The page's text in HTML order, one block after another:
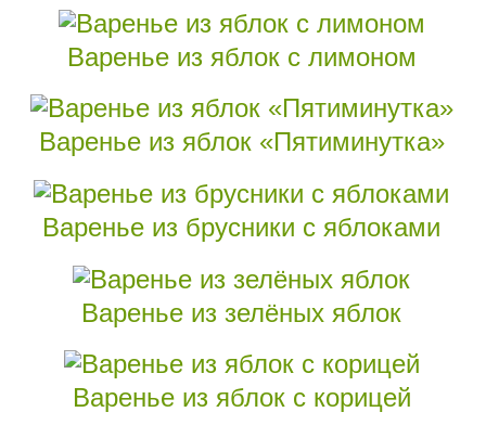
Варенье из яблок с лимоном
Варенье из яблок «Пятиминутка»
Варенье из брусники с яблоками
Варенье из зелёных яблок
Варенье из яблок с корицей